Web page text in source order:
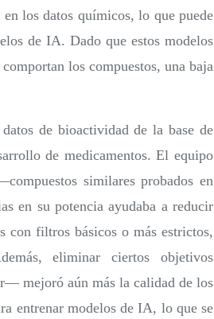
los datos químicos, lo que puede
de IA. Dado que estos modelos
los compuestos, una baja
de bioactividad de la base de
de medicamentos. El equipo
similares probados en
en su potencia ayudaba a reducir
filtros básicos o más estrictos,
eliminar ciertos objetivos
mejoró aún más la calidad de los
entrenar modelos de IA, lo que se